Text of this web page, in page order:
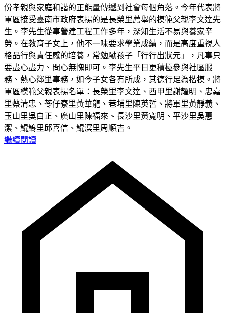
份孝親與家庭和諧的正能量傳遞到社會每個角落。今年代表將
軍區接受臺南市政府表揚的是長榮里薦舉的模範父親李文達先
生。李先生從事營建工程工作多年，深知生活不易與養家辛
勞。在教育子女上，他不一味要求學業成績，而是高度重視人
格品行與責任感的培養，常勉勵孩子「行行出狀元」，凡事只
要盡心盡力、問心無愧即可。李先生平日更積極參與社區服
務、熱心鄰里事務，如今子女各有所成，其德行足為楷模。將
軍區模範父親表揚名單：長榮里李文達、西甲里謝耀明、忠嘉
里蔡清忠、苓仔寮里黃華龍、巷埔里陳英哲、將軍里黃靜義、
玉山里吳白正、廣山里陳福來、長沙里黃寬明、平沙里吳惠
潔、鯤鯓里邱喜信、鯤溟里周順吉。
繼續閱讀